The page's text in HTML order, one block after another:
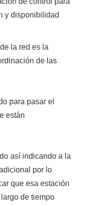
y disponibilidad
la red es la
de las
para pasar el
están
así indicando a la
por lo
que esa estación
de tiempo